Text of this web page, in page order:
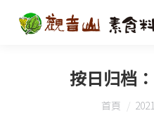
按日归档：
您在這裡：
首頁 2021